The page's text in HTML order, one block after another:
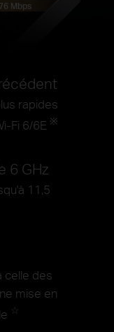
rapides
Fi 6/6E ※
6 GHz
11,5
celle des
mise en
☆
Mbps